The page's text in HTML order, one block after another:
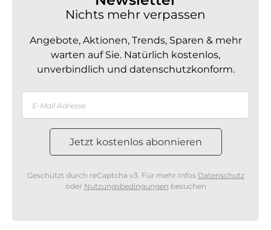
Nichts mehr verpassen
Angebote, Aktionen, Trends, Sparen & mehr
warten auf Sie. Natürlich kostenlos,
unverbindlich und datenschutzkonform.
Geschützt durch reCaptcha v3. Für mehr Infos Datenschutz
oder Nutzungsbedingungen besuchen